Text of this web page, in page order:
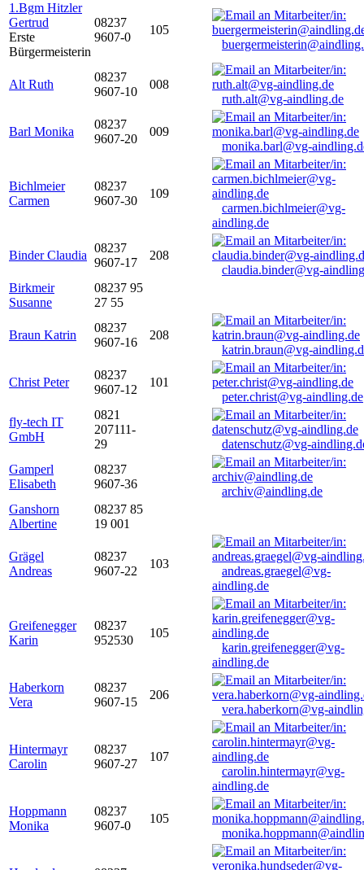
1.Bgm Hitzler
Gertrud
Erste
Bürgermeisterin
08237
9607-0
105
Alt Ruth
08237
9607-10
008
ruth.alt@vg-aindling.de
Barl Monika
08237
9607-20
009
monika.barl@vg-
Bichlmeier
Carmen
08237
9607-30
109
carmen.bichlmeier@vg-
aindling.de
Binder Claudia
08237
9607-17
208
claudia.binder@vg-
Birkmeir
Susanne
08237 95
27 55
Braun Katrin
08237
9607-16
208
katrin.braun@vg-
Christ Peter
08237
9607-12
101
peter.christ@vg-aindling.de
fly-tech IT
GmbH
0821
207111-
29
datenschutz@vg-
Gamperl
Elisabeth
08237
9607-36
archiv@aindling.de
Ganshorn
Albertine
08237 85
19 001
Grägel
Andreas
08237
9607-22
103
andreas.graegel@vg-
aindling.de
Greifenegger
Karin
08237
952530
105
karin.greifenegger@vg-
aindling.de
Haberkorn
Vera
08237
9607-15
206
vera.haberkorn@vg-
Hintermayr
Carolin
08237
9607-27
107
carolin.hintermayr@vg-
aindling.de
Hoppmann
Monika
08237
9607-0
105